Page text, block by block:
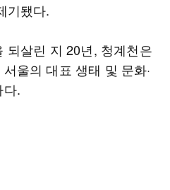
기됐다.
되살린 지 20년, 청계천은
울의 대표 생태 및 문화·
다.